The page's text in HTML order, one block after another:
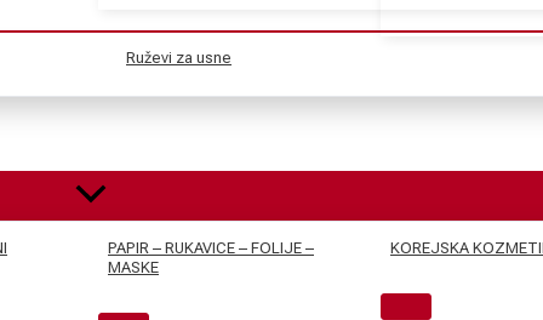
Ruževi za usne
PAPIR – RUKAVICE – FOLIJE –
MASKE
KOREJSKA